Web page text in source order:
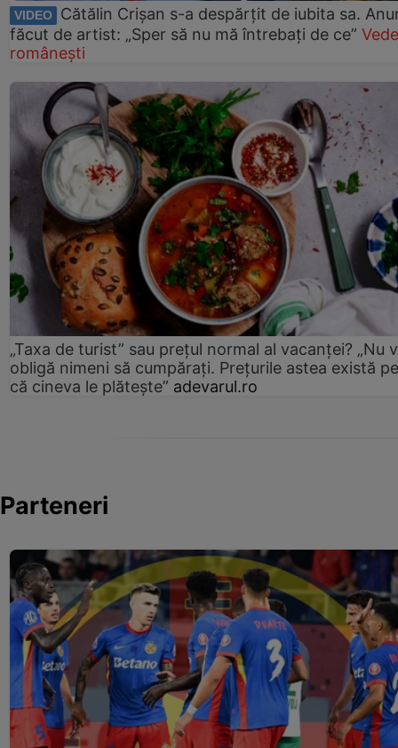
VIDEO
Cătălin Crișan s-a despărțit de iubita sa.
făcut de artist: „Sper să nu mă întrebați de ce”
românești
„Taxa de turist” sau prețul normal al vacanței? „Nu
obligă nimeni să cumpărați. Prețurile astea există
că cineva le plătește” adevarul.ro
Parteneri